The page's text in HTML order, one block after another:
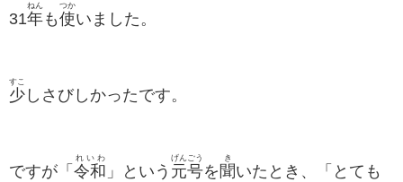
31年
ねん
も使
つか
いました。
少
すこ
しさびしかったです。
ですが「 令和
れいわ
」という 元号
げんごう
を 聞
き
いたとき、「とても